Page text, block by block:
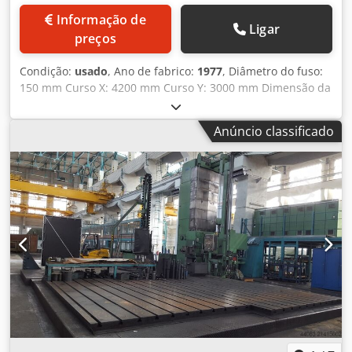
preços
Ligar
Condição: usado, Ano de fabrico: 1977, Diâmetro do fuso:
150 mm Curso X: 4200 mm Curso Y: 3000 mm Dimensão da
luva de sustentação: 380x380 mm Movimento horizontal
da luva: 500 mm Curso do fuso: 1200 mm Diâmetro do
carro de desbaste: 780 mm Curso do carro de desbaste:
250 mm Mesa rotativa para mandrilhadora: Defum Tipo S-
1600 Dimensão da mesa: 1500x1500 mm Curso da mesa:
1100 mm Número de série: 6749 Opcional: Campo de
placas Cedpfxsyuttxo Afuerf Os dados técnicos são
informações fornecidas pelo fabricante ou pelo operador
e, portanto, não são vinculativos para nós. Reservamo-nos
o direito de venda prévia; aplicam-se somente os nossos
termos e condições de negócios e venda. Sobre nós: - Mais
de 400 máquinas próprias em estoque - Mais de 15.000 m²
de área de armazenamento, capacidade de ponte rolante
de 70 t - Mais de 10.000 itens e acessórios para sua oficina
Se você deseja vender máquinas, linhas de produção ou
Anúncio classificado